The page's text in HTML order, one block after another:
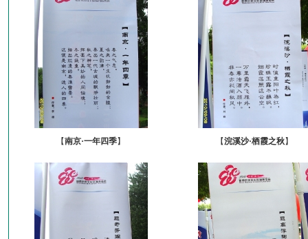
【南京·一年四季】 【浣溪沙·栖霞之秋】